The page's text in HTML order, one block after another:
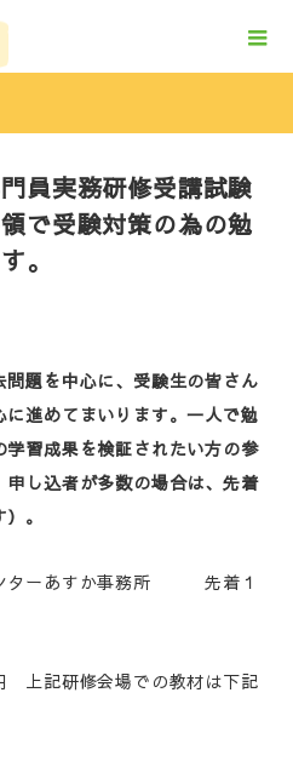
員実務研修受講試験
で受験対策の為の勉
。
題を中心に、受験生の皆さん
進めてまいります。一人で勉
習成果を検証されたい方の参
し込者が多数の場合は、先着
。
ーあすか事務所 先着１
上記研修会場での教材は下記